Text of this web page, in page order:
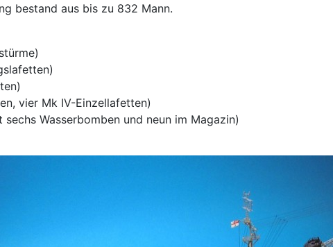
bestand aus bis zu 832 Mann.
vier Mk IV-Einzellafetten)
Wasserbomben und neun im Magazin)